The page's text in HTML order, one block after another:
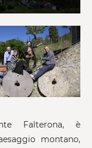
Falterona, è
montano,